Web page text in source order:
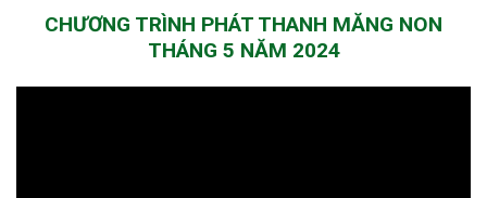
CHƯƠNG TRÌNH PHÁT THANH MĂNG NON
THÁNG 5 NĂM 2024